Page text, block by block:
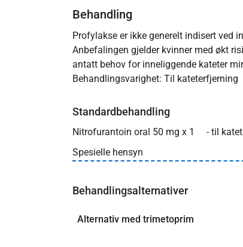
Behandling
Profylakse er ikke generelt indisert ved
Anbefalingen gjelder kvinner med økt
antatt behov for inneliggende kateter
Behandlingsvarighet: Til kateterfjerning
Standardbehandling
Nitrofurantoin oral 50 mg x 1
- til
Spesielle hensyn
Behandlingsalternativer
Alternativ med trimetoprim